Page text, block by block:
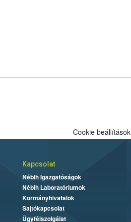
Cookie beállítások
Kapcsolat
Nébih Igazgatóságok
Nébih Laboratóriumok
Kormányhivatalok
Sajtókapcsolat
Ügyfélszolgálat